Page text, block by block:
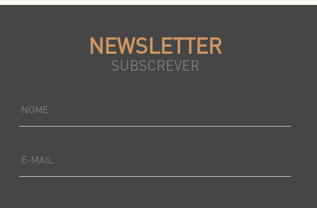
NEWSLETTER
SUBSCREVER
NOME
E-MAIL